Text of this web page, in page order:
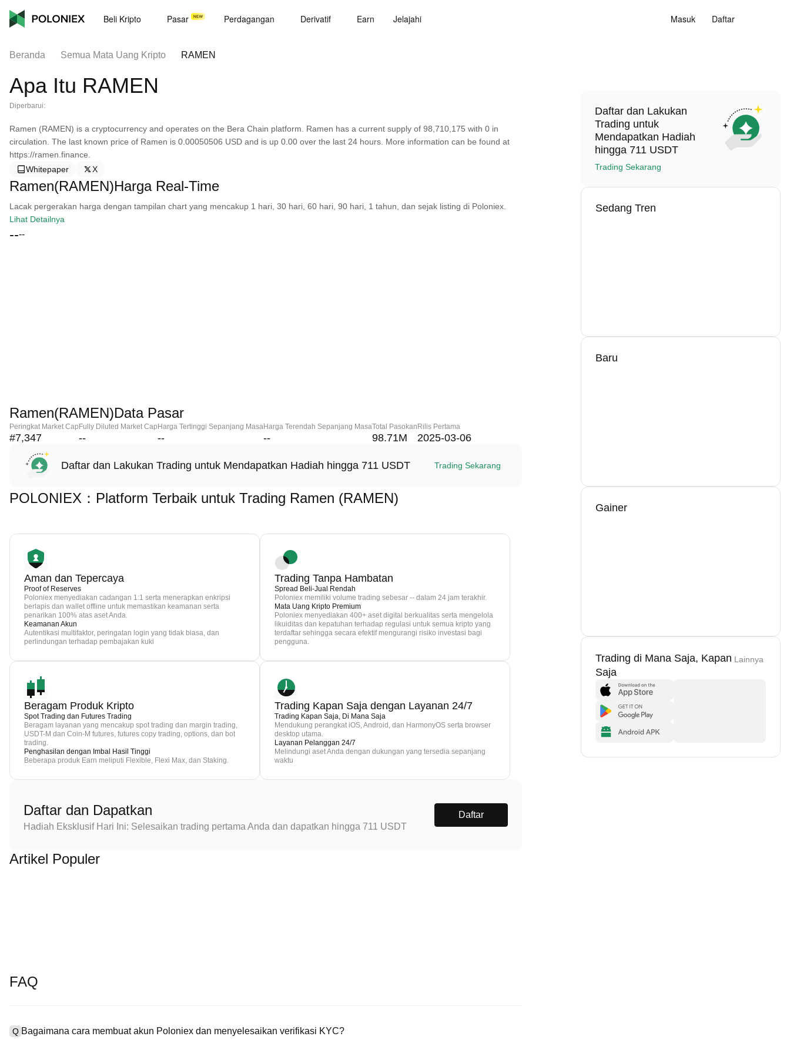
Beli Kripto Pasar Perdagangan Derivatif Earn Jelajahi Masuk Daftar
Beranda Semua Mata Uang Kripto RAMEN
Apa Itu RAMEN
Diperbarui:
Ramen (RAMEN) is a cryptocurrency and operates on the Bera Chain platform. Ramen has a current supply of 98,710,175 with 0 in
circulation. The last known price of Ramen is 0.00050506 USD and is up 0.00 over the last 24 hours. More information can be found at
https://ramen.finance.
Whitepaper
X
Ramen(RAMEN)Harga Real-Time
Lacak pergerakan harga dengan tampilan chart yang mencakup 1 hari, 30 hari, 60 hari, 90 hari, 1 tahun, dan sejak listing di Poloniex.
Lihat Detailnya
----
Ramen(RAMEN)Data Pasar
Peringkat Market Cap
#7,347
Fully Diluted Market Cap
--
Harga Tertinggi Sepanjang Masa
--
Harga Terendah Sepanjang Masa
--
Total Pasokan
98.71M
Rilis Pertama
2025-03-06
Daftar dan Lakukan Trading untuk Mendapatkan Hadiah hingga 711 USDT Trading Sekarang
POLONIEX：Platform Terbaik untuk Trading Ramen (RAMEN)
Aman dan Tepercaya
Proof of Reserves
Poloniex menyediakan cadangan 1:1 serta menerapkan enkripsi
berlapis dan wallet offline untuk memastikan keamanan serta
penarikan 100% atas aset Anda.
Keamanan Akun
Autentikasi multifaktor, peringatan login yang tidak biasa, dan
perlindungan terhadap pembajakan kuki
Trading Tanpa Hambatan
Spread Beli-Jual Rendah
Poloniex memiliki volume trading sebesar -- dalam 24 jam terakhir.
Mata Uang Kripto Premium
Poloniex menyediakan 400+ aset digital berkualitas serta mengelola
likuiditas dan kepatuhan terhadap regulasi untuk semua kripto yang
terdaftar sehingga secara efektif mengurangi risiko investasi bagi
pengguna.
Beragam Produk Kripto
Spot Trading dan Futures Trading
Beragam layanan yang mencakup spot trading dan margin trading,
USDT-M dan Coin-M futures, futures copy trading, options, dan bot
trading.
Penghasilan dengan Imbal Hasil Tinggi
Beberapa produk Earn meliputi Flexible, Flexi Max, dan Staking.
Trading Kapan Saja dengan Layanan 24/7
Trading Kapan Saja, Di Mana Saja
Mendukung perangkat iOS, Android, dan HarmonyOS serta browser
desktop utama.
Layanan Pelanggan 24/7
Melindungi aset Anda dengan dukungan yang tersedia sepanjang
waktu
Daftar dan Dapatkan
Hadiah Eksklusif Hari Ini: Selesaikan trading pertama Anda dan dapatkan hingga 711 USDT
Daftar
Artikel Populer
FAQ
Q Bagaimana cara membuat akun Poloniex dan menyelesaikan verifikasi KYC?
Daftar dan Lakukan
Trading untuk
Mendapatkan Hadiah
hingga 711 USDT
Trading Sekarang
Sedang Tren
Baru
Gainer
Trading di Mana Saja, Kapan
Saja
Lainnya